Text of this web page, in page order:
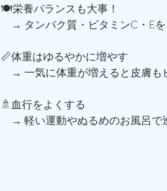
🍽️栄養バランスも大事！
→ タンパク質・ビタミンC・E
📏体重はゆるやかに増やす
→ 一気に体重が増えると皮膚も
🚿血行をよくする
→ 軽い運動やぬるめのお風呂で